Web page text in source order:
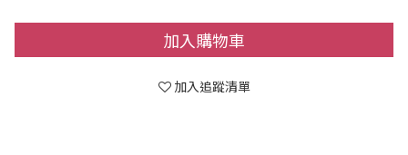
加入購物車
加入追蹤清單